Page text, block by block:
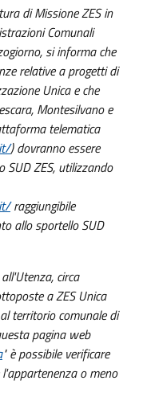
di Missione ZES in
Comunali
si informa che
relative a progetti di
Unica e che
Montesilvano e
telematica
) dovranno essere
ZES, utilizzando
raggiungibile
allo sportello SUD
circa
a ZES Unica
territorio comunale di
pagina web
" è possibile verificare
o meno